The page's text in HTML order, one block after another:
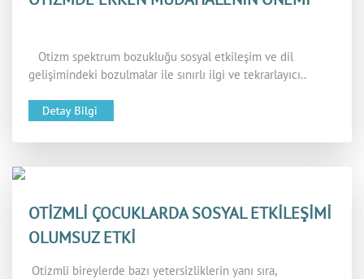
Otizm spektrum bozukluğu sosyal etkileşim ve dil
gelişimindeki bozulmalar ile sınırlı ilgi ve tekrarlayıcı..
OTİZMLİ ÇOCUKLARDA SOSYAL ETKİLEŞİMİ
OLUMSUZ ETKİ
Otizmli bireylerde bazı yetersizliklerin yanı sıra,